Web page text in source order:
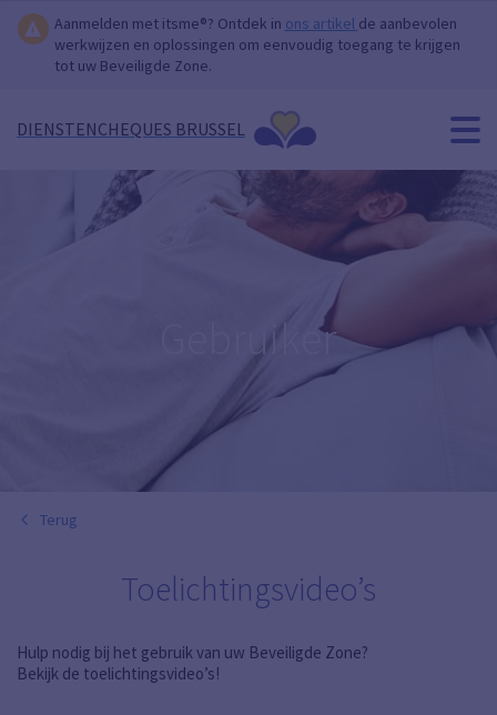
Aanmelden met itsme®? Ontdek in ons artikel de aanbevolen
werkwijzen en oplossingen om eenvoudig toegang te krijgen
tot uw Beveiligde Zone.
DIENSTENCHEQUES BRUSSEL
Gebruiker
Terug
Toelichtingsvideo’s
Hulp nodig bij het gebruik van uw Beveiligde Zone?
Bekijk de toelichtingsvideo’s!